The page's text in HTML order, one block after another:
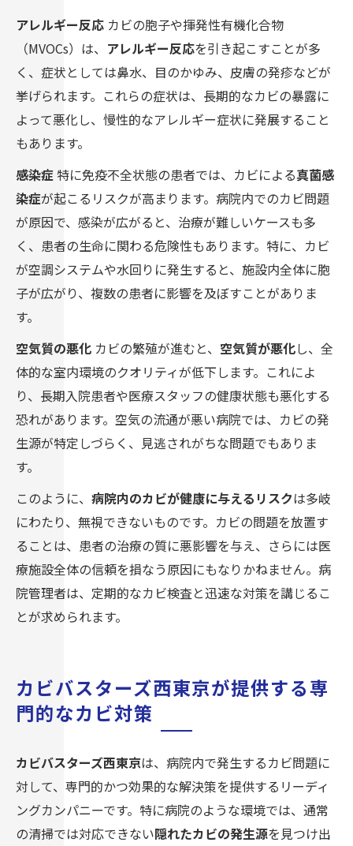
アレルギー反応 カビの胞子や揮発性有機化合物
（MVOCs）は、 アレルギー反応を引き起こすことが多
く、症状としては鼻水、目のかゆみ、皮膚の発疹などが
挙げられます。これらの症状は、長期的なカビの暴露に
よって悪化し、慢性的なアレルギー症状に発展すること
もあります。
感染症 特に免疫不全状態の患者では、カビによる真菌感
染症が起こるリスクが高まります。病院内でのカビ問題
が原因で、感染が広がると、治療が難しいケースも多
く、患者の生命に関わる危険性もあります。特に、カビ
が空調システムや水回りに発生すると、施設内全体に胞
子が広がり、複数の患者に影響を及ぼすことがありま
す。
空気質の悪化 カビの繁殖が進むと、 空気質が悪化し、全
体的な室内環境のクオリティが低下します。これによ
り、長期入院患者や医療スタッフの健康状態も悪化する
恐れがあります。空気の流通が悪い病院では、カビの発
生源が特定しづらく、見逃されがちな問題でもありま
す。
このように、 病院内のカビが健康に与えるリスクは多岐
にわたり、無視できないものです。カビの問題を放置す
ることは、患者の治療の質に悪影響を与え、さらには医
療施設全体の信頼を損なう原因にもなりかねません。病
院管理者は、定期的なカビ検査と迅速な対策を講じるこ
とが求められます。
カビバスターズ西東京が提供する専
門的なカビ対策
カビバスターズ西東京は、病院内で発生するカビ問題に
対して、専門的かつ効果的な解決策を提供するリーディ
ングカンパニーです。特に病院のような環境では、通常
の清掃では対応できない隠れたカビの発生源を見つけ出